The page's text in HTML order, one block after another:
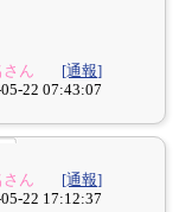
さん
[通報]
22 07:43:07
さん
[通報]
22 17:12:37